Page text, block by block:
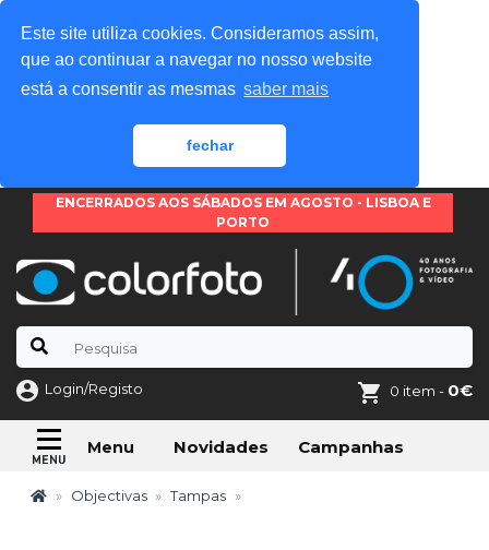
Este site utiliza cookies. Consideramos assim,
que ao continuar a navegar no nosso website
está a consentir as mesmas saber mais
fechar
ENCERRADOS AOS SÁBADOS EM AGOSTO - LISBOA E
PORTO
Login/Registo 0 item - 0€
Menu Novidades Campanhas
Objectivas Tampas